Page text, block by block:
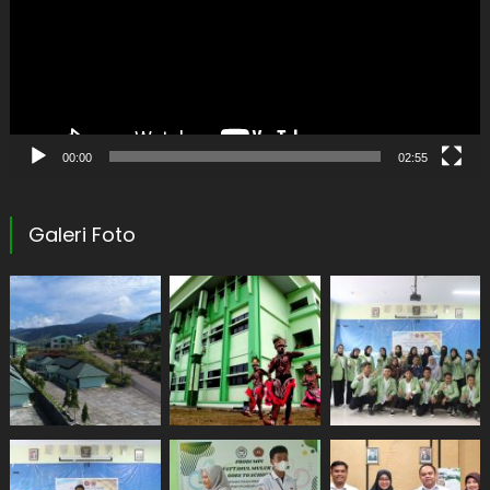
00:00 02:55
Galeri Foto